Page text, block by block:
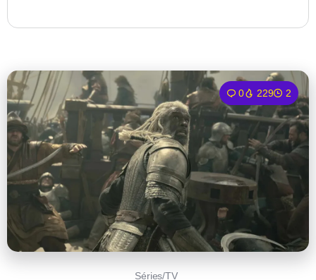
0 229 2
Séries/TV